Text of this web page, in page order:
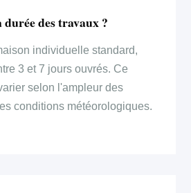
durée des travaux ?
individuelle standard,
3 et 7 jours ouvrés. Ce
selon l'ampleur des
conditions météorologiques.